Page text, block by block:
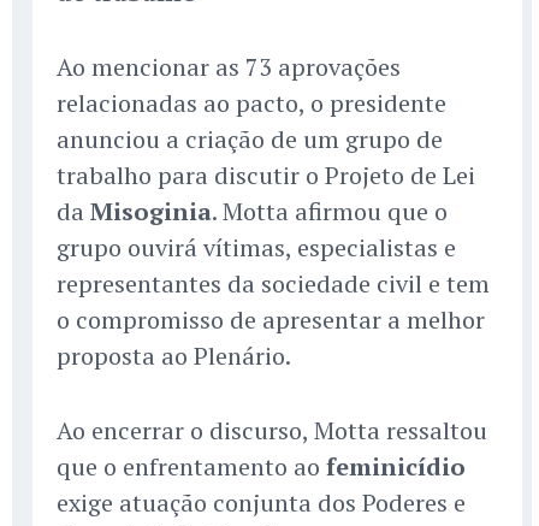
Ao mencionar as 73 aprovações
relacionadas ao pacto, o presidente
anunciou a criação de um grupo de
trabalho para discutir o Projeto de Lei
da Misoginia. Motta afirmou que o
grupo ouvirá vítimas, especialistas e
representantes da sociedade civil e tem
o compromisso de apresentar a melhor
proposta ao Plenário.
Ao encerrar o discurso, Motta ressaltou
que o enfrentamento ao feminicídio
exige atuação conjunta dos Poderes e